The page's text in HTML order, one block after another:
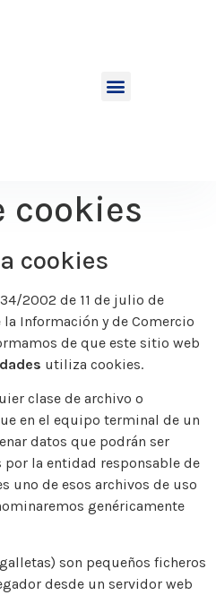
cookies
cookies
2002 de 11 de julio de
Información y de Comercio
de que este sitio web
utiliza cookies.
clase de archivo o
en el equipo terminal de un
datos que podrán ser
la entidad responsable de
uno de esos archivos de uso
genéricamente
son pequeños ficheros
desde un servidor web